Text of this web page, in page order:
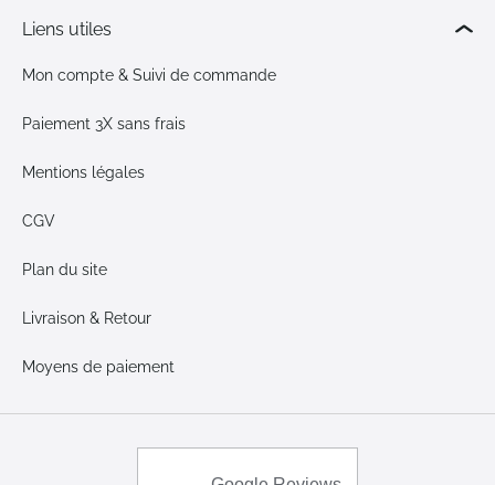
Liens utiles
Mon compte & Suivi de commande
Paiement 3X sans frais
Mentions légales
CGV
Plan du site
Livraison & Retour
Moyens de paiement